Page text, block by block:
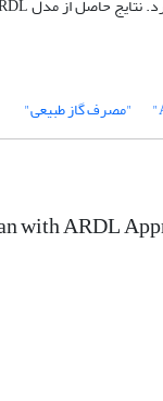
"مصرف گاز طبیعی"
with ARDL